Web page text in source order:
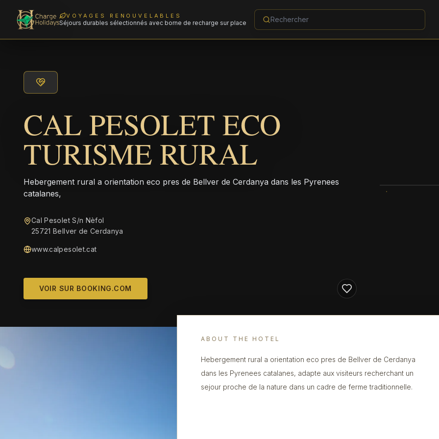
VOYAGES RENOUVELABLES
Séjours durables sélectionnés avec borne de recharge sur place
CAL PESOLET ECO
TURISME RURAL
Hebergement rural a orientation eco pres de Bellver de Cerdanya dans les Pyrenees
catalanes,
Cal Pesolet S/n Nèfol
25721 Bellver de Cerdanya
www.calpesolet.cat
VOIR SUR BOOKING.COM
ABOUT THE HOTEL
Hebergement rural a orientation eco pres de Bellver de Cerdanya
dans les Pyrenees catalanes, adapte aux visiteurs recherchant un
sejour proche de la nature dans un cadre de ferme traditionnelle.